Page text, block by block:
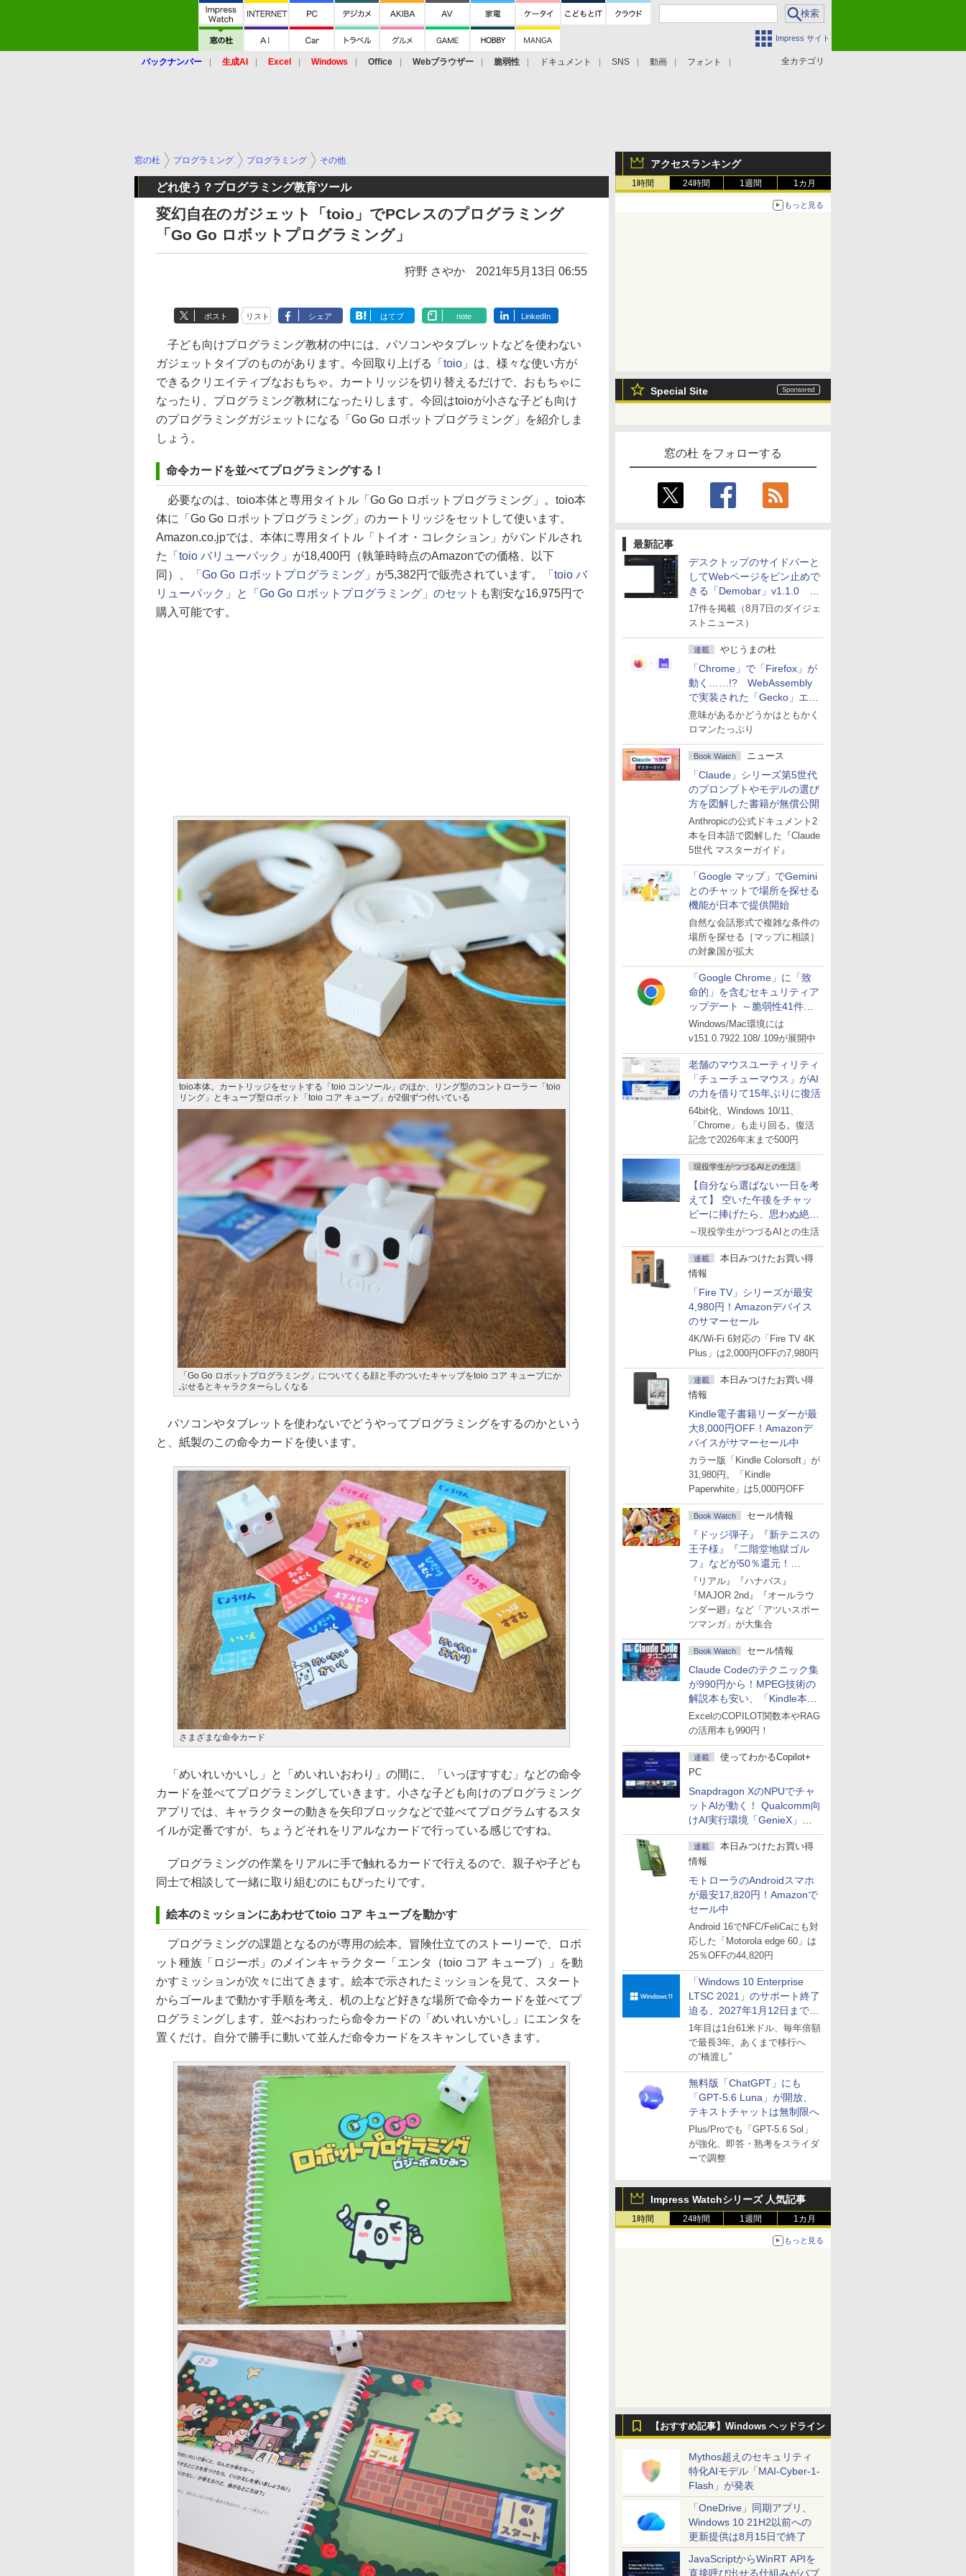
Impress サイト
全カテゴリ
バックナンバー 生成AI Excel Windows Office Webブラウザー 脆弱性 ドキュメント SNS 動画 フォント
アクセスランキング
1時間 24時間 1週間 1カ月
もっと見る
Special Site
窓の杜 をフォローする
最新記事
デスクトップのサイドバーと
してWebページをピン止めで
きる「Demobar」v1.1.0 ほ
か
17件を掲載（8月7日のダイジェ
ストニュース）
連載 やじうまの杜
「Chrome」で「Firefox」が
動く……!? WebAssembly
で実装された「Gecko」エン
ジン
意味があるかどうかはともかく
ロマンたっぷり
Book Watch ニュース
「Claude」シリーズ第5世代
のプロンプトやモデルの選び
方を図解した書籍が無償公開
Anthropicの公式ドキュメント2
本を日本語で図解した『Claude
5世代 マスターガイド』
「Google マップ」でGemini
とのチャットで場所を探せる
機能が日本で提供開始
自然な会話形式で複雑な条件の
場所を探せる［マップに相談］
の対象国が拡大
「Google Chrome」に「致
命的」を含むセキュリティア
ップデート ～脆弱性41件に
対処
Windows/Mac環境には
v151.0.7922.108/.109が展開中
老舗のマウスユーティリティ
「チューチューマウス」がAI
の力を借りて15年ぶりに復活
64bit化、Windows 10/11、
「Chrome」も走り回る。復活
記念で2026年末まで500円
現役学生がつづるAIとの生活
【自分なら選ばない一日を考
えて】 空いた午後をチャッ
ピーに捧げたら、思わぬ絶景
に出会った話
～現役学生がつづるAIとの生活
連載
本日みつけたお買い得
情報
「Fire TV」シリーズが最安
4,980円！Amazonデバイス
のサマーセール
4K/Wi-Fi 6対応の「Fire TV 4K
Plus」は2,000円OFFの7,980円
連載
本日みつけたお買い得
情報
Kindle電子書籍リーダーが最
大8,000円OFF！Amazonデ
バイスがサマーセール中
カラー版「Kindle Colorsoft」が
31,980円。「Kindle
Paperwhite」は5,000円OFF
Book Watch セール情報
『ドッジ弾子』『新テニスの
王子様』『二階堂地獄ゴル
フ』などが50％還元！
Amazonマンガ週末セール
『リアル』『ハナバス』
『MAJOR 2nd』『オールラウ
ンダー廻』など「アツいスポー
ツマンガ」が大集合
Book Watch セール情報
Claude Codeのテクニック集
が990円から！MPEG技術の
解説本も安い、「Kindle本サ
マーセール」第2弾開始！
ExcelのCOPILOT関数本やRAG
の活用本も990円！
連載
使ってわかるCopilot+
PC
Snapdragon XのNPUでチャ
ットAIが動く！ Qualcomm向
けAI実行環境「GenieX」を
試してみた
連載
本日みつけたお買い得
情報
モトローラのAndroidスマホ
が最安17,820円！Amazonで
セール中
Android 16でNFC/FeliCaにも対
応した「Motorola edge 60」は
25％OFFの44,820円
「Windows 10 Enterprise
LTSC 2021」のサポート終了
迫る、2027年1月12日まで
～ESUは9月1日から販売
1年目は1台61米ドル、毎年倍額
で最長3年。あくまで移行へ
の“橋渡し”
無料版「ChatGPT」にも
「GPT-5.6 Luna」が開放、
テキストチャットは無制限へ
Plus/Proでも「GPT-5.6 Sol」
が強化、即答・熟考をスライダ
ーで調整
Impress Watchシリーズ 人気記事
1時間 24時間 1週間 1カ月
もっと見る
【おすすめ記事】Windows ヘッドライン
Mythos超えのセキュリティ
特化AIモデル「MAI-Cyber-1-
Flash」が発表
「OneDrive」同期アプリ、
Windows 10 21H2以前への
更新提供は8月15日で終了
JavaScriptからWinRT APIを
直接呼び出せる仕組みがパブ
窓の杜 プログラミング プログラミング その他
どれ使う？プログラミング教育ツール
変幻自在のガジェット「toio」でPCレスのプログラミング
「Go Go ロボットプログラミング」
狩野 さやか 2021年5月13日 06:55
ポスト リスト シェア はてブ note LinkedIn
子ども向けプログラミング教材の中には、パソコンやタブレットなどを使わない
ガジェットタイプのものがあります。今回取り上げる
「toio」 は、様々な使い方が
できるクリエイティブなおもちゃ。カートリッジを切り替えるだけで、おもちゃに
なったり、プログラミング教材になったりします。今回はtoioが小さな子ども向け
のプログラミングガジェットになる「Go Go ロボットプログラミング」を紹介しま
しょう。
命令カードを並べてプログラミングする！
必要なのは、toio本体と専用タイトル「Go Go ロボットプログラミング」。toio本
体に「Go Go ロボットプログラミング」のカートリッジをセットして使います。
Amazon.co.jpでは、本体に専用タイトル「トイオ・コレクション」がバンドルされ
た
「toio バリューパック」 が18,400円（執筆時時点のAmazonでの価格、以下
同）、
「Go Go ロボットプログラミング」 が5,382円で販売されています。
「toio バ
リューパック」と「Go Go ロボットプログラミング」のセット も割安な16,975円で
購入可能です。
toio本体。カートリッジをセットする「toio コンソール」のほか、リング型のコントローラー「toio
リング」とキューブ型ロボット「toio コア キューブ」が2個ずつ付いている
「Go Go ロボットプログラミング」についてくる顔と手のついたキャップをtoio コア キューブにか
ぶせるとキャラクターらしくなる
パソコンやタブレットを使わないでどうやってプログラミングをするのかという
と、紙製のこの命令カードを使います。
さまざまな命令カード
「めいれいかいし」と「めいれいおわり」の間に、「いっぽすすむ」などの命令
カードを並べてプログラミングしていきます。小さな子ども向けのプログラミング
アプリでは、キャラクターの動きを矢印ブロックなどで並べてプログラムするスタ
イルが定番ですが、ちょうどそれをリアルなカードで行っている感じですね。
プログラミングの作業をリアルに手で触れるカードで行えるので、親子や子ども
同士で相談して一緒に取り組むのにもぴったりです。
絵本のミッションにあわせてtoio コア キューブを動かす
プログラミングの課題となるのが専用の絵本。冒険仕立てのストーリーで、ロボ
ット種族「ロジーボ」のメインキャラクター「エンタ（toio コア キューブ）」を動
かすミッションが次々に出てきます。絵本で示されたミッションを見て、スタート
からゴールまで動かす手順を考え、机の上など好きな場所で命令カードを並べてプ
ログラミングします。並べおわったら命令カードの「めいれいかいし」にエンタを
置くだけ。自分で勝手に動いて並んだ命令カードをスキャンしていきます。